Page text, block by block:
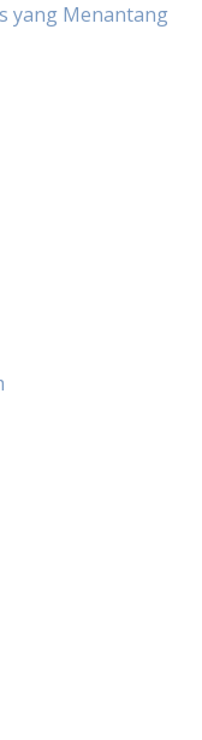
yang Menantang